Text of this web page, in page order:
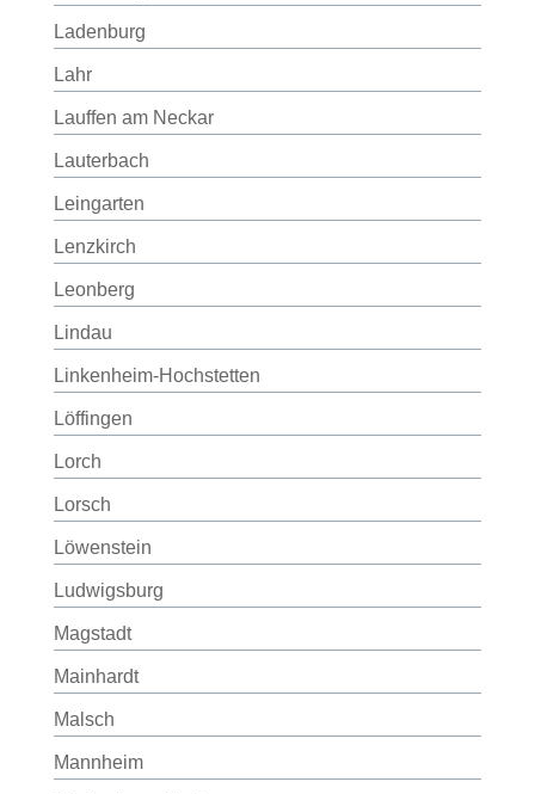
Ladenburg
Lahr
Lauffen am Neckar
Lauterbach
Leingarten
Lenzkirch
Leonberg
Lindau
Linkenheim-Hochstetten
Löffingen
Lorch
Lorsch
Löwenstein
Ludwigsburg
Magstadt
Mainhardt
Malsch
Mannheim